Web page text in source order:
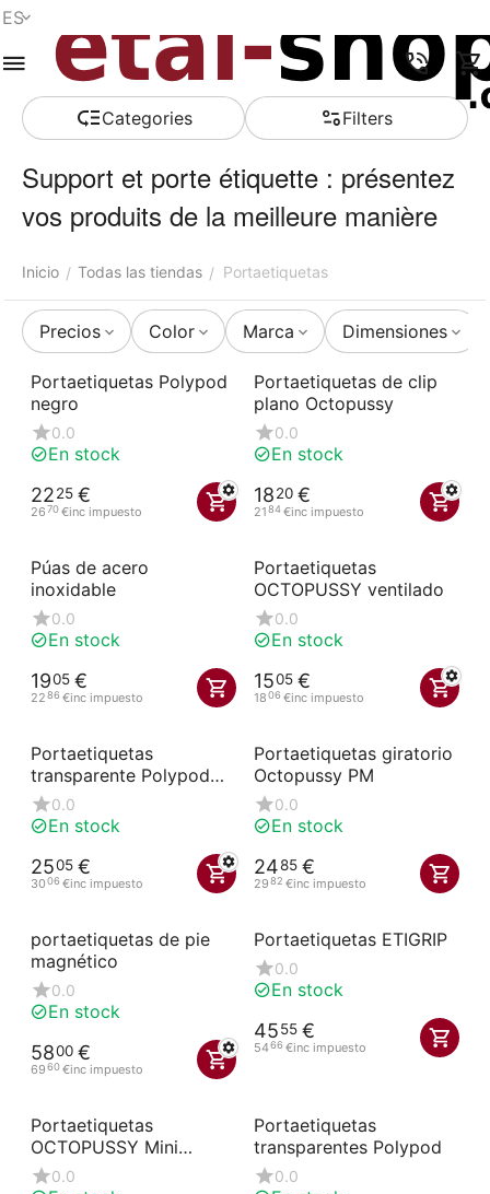
ES
Сategories Filters
Support et porte étiquette : présentez
vos produits de la meilleure manière
Inicio / Todas las tiendas / Portaetiquetas
Precios Color Marca Dimensiones
Portaetiquetas Polypod
negro
0.0
En stock
2225 €
2670€inc impuesto
Portaetiquetas de clip
plano Octopussy
0.0
En stock
1820 €
2184€inc impuesto
Púas de acero
inoxidable
0.0
En stock
1905 €
2286 €inc impuesto
Portaetiquetas
OCTOPUSSY ventilado
0.0
En stock
1505 €
1806 €inc impuesto
Portaetiquetas
transparente Polypod
con base octogonal
0.0
En stock
2505 €
3006 €inc impuesto
Portaetiquetas giratorio
Octopussy PM
0.0
En stock
2485 €
2982 €inc impuesto
portaetiquetas de pie
magnético
0.0
En stock
5800 €
6960€inc impuesto
Portaetiquetas ETIGRIP
0.0
En stock
4555 €
5466 €inc impuesto
Portaetiquetas
OCTOPUSSY Mini
Modelo para 35/100° de
0.0
Portaetiquetas
transparentes Polypod
0.0
Menú Buscar Carro de la
compra
Lista de la
compra
Comparar Account